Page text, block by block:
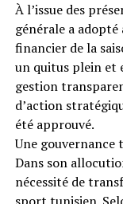
À l’issue des
générale a
financier de la
un quitus plein et
gestion
d’action
été approuvé.
Une gouvernance
Dans son
nécessité de